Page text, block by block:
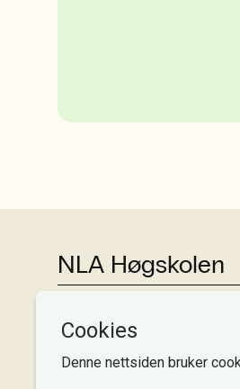
NLA Høgskolen
Tlf:+47 55 54 07 00
Send epost